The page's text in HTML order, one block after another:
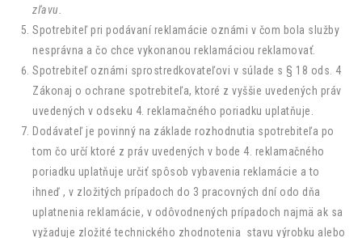
zľavu.
Spotrebiteľ pri podávaní reklamácie oznámi v čom bola služby
nesprávna a čo chce vykonanou reklamáciou reklamovať.
Spotrebiteľ oznámi sprostredkovateľovi v súlade s § 18 ods. 4
Zákonaj o ochrane spotrebiteľa, ktoré z vyššie uvedených práv
uvedených v odseku 4. reklamačného poriadku uplatňuje.
Dodávateľ je povinný na základe rozhodnutia spotrebiteľa po
tom čo určí ktoré z práv uvedených v bode 4. reklamačného
poriadku uplatňuje určiť spôsob vybavenia reklamácie a to
ihneď , v zložitých prípadoch do 3 pracovných dní odo dňa
uplatnenia reklamácie, v odôvodnených prípadoch najmä ak sa
vyžaduje zložité technického zhodnotenia stavu výrobku alebo